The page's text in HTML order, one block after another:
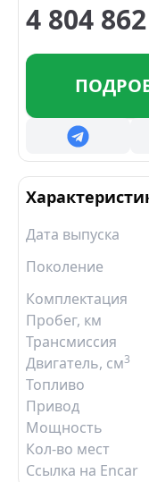
4 804 862
Дата выпуска
Поколение
Комплектация
Пробег, км
Трансмиссия
Двигатель, см3
Топливо
Привод
Мощность
Кол-во мест
Ссылка на Encar